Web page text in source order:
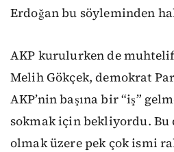
Erdoğan bu söyleminden
AKP kurulurken de muhtelif
Melih Gökçek, demokrat
AKP’nin başına bir “iş”
sokmak için bekliyordu. Bu
olmak üzere pek çok ismi